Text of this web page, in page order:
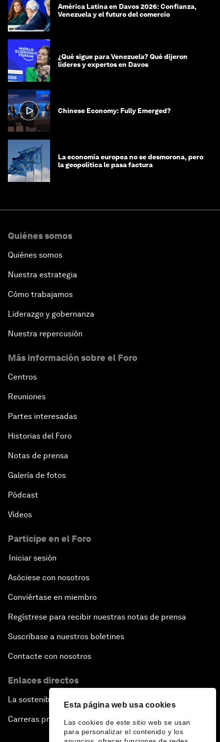
Esta página web usa cookies
Las cookies de este sitio web se usan
para personalizar el contenido y los
América Latina en Davos 2026: Confianza,
Venezuela y el futuro del comercio
¿Qué sigue para Venezuela? Qué dijeron
líderes y expertos en Davos
Chinese Economy: Fully Emerged?
La economía europea no se desmorona, pero
la geopolítica le pasa factura
Quiénes somos
Quiénes somos
Nuestra estrategia
Cómo trabajamos
Liderazgo y gobernanza
Nuestra repercusión
Más información sobre el Foro
Centros
Reuniones
Partes interesadas
Historias del Foro
Notas de prensa
Galería de fotos
Pódcast
Vídeos
Participe en el Foro
Iniciar sesión
Asóciese con nosotros
Conviértase en miembro
Regístrese para recibir nuestras notas de prensa
Suscríbase a nuestros boletines
Contacte con nosotros
Enlaces directos
La sostenibilidad en el Foro
Carreras profesionales